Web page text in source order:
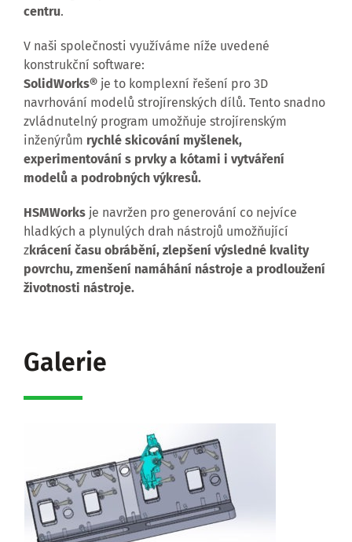
centru.
V naši společnosti využíváme níže uvedené
konstrukční software:
SolidWorks® je to komplexní řešení pro 3D
navrhování modelů strojírenských dílů. Tento snadno
zvládnutelný program umožňuje strojírenským
inženýrům rychlé skicování myšlenek,
experimentování s prvky a kótami i vytváření
modelů a podrobných výkresů.
HSMWorks je navržen pro generování co nejvíce
hladkých a plynulých drah nástrojů umožňující
zkrácení času obrábění, zlepšení výsledné kvality
povrchu, zmenšení namáhání nástroje a prodloužení
životnosti nástroje.
Galerie